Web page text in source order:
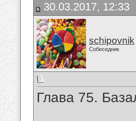
30.03.2017, 12:33
schipovnik
Собеседник
Глава 75.